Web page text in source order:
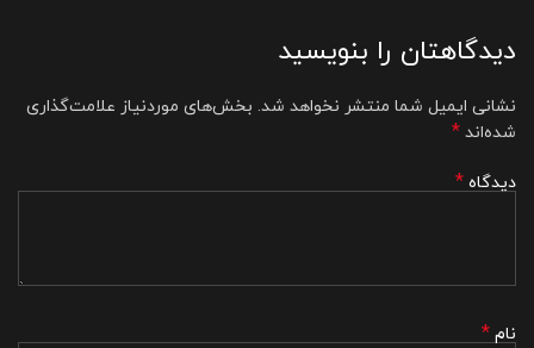
دیدگاهتان را بنویسید
نشانی ایمیل شما منتشر نخواهد شد. بخش‌های موردنیاز علامت‌گذاری
شده‌اند *
دیدگاه *
نام *